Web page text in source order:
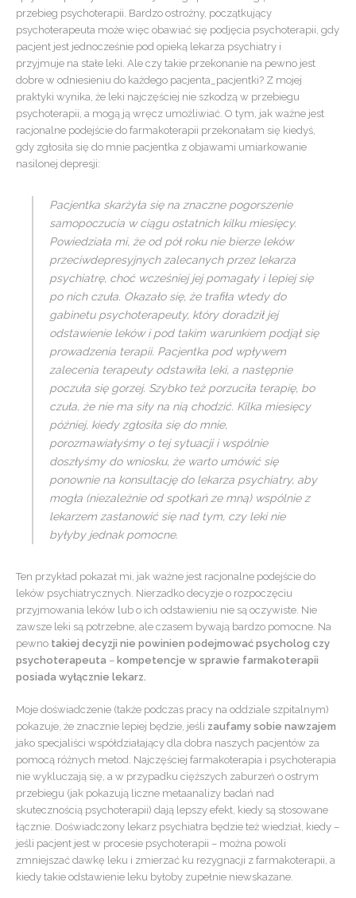
przebieg psychoterapii. Bardzo ostrożny, początkujący
psychoterapeuta może więc obawiać się podjęcia psychoterapii, gdy
pacjent jest jednocześnie pod opieką lekarza psychiatry i
przyjmuje na stałe leki. Ale czy takie przekonanie na pewno jest
dobre w odniesieniu do każdego pacjenta_pacjentki? Z mojej
praktyki wynika, że leki najczęściej nie szkodzą w przebiegu
psychoterapii, a mogą ją wręcz umożliwiać. O tym, jak ważne jest
racjonalne podejście do farmakoterapii przekonałam się kiedyś,
gdy zgłosiła się do mnie pacjentka z objawami umiarkowanie
nasilonej depresji:
Pacjentka skarżyła się na znaczne pogorszenie
samopoczucia w ciągu ostatnich kilku miesięcy.
Powiedziała mi, że od pół roku nie bierze leków
przeciwdepresyjnych zalecanych przez lekarza
psychiatrę, choć wcześniej jej pomagały i lepiej się
po nich czuła. Okazało się, że trafiła wtedy do
gabinetu psychoterapeuty, który doradził jej
odstawienie leków i pod takim warunkiem podjął się
prowadzenia terapii. Pacjentka pod wpływem
zalecenia terapeuty odstawiła leki, a następnie
poczuła się gorzej. Szybko też porzuciła terapię, bo
czuła, że nie ma siły na nią chodzić. Kilka miesięcy
później, kiedy zgłosiła się do mnie,
porozmawiałyśmy o tej sytuacji i wspólnie
doszłyśmy do wniosku, że warto umówić się
ponownie na konsultację do lekarza psychiatry, aby
mogła (niezależnie od spotkań ze mną) wspólnie z
lekarzem zastanowić się nad tym, czy leki nie
byłyby jednak pomocne.
Ten przykład pokazał mi, jak ważne jest racjonalne podejście do
leków psychiatrycznych. Nierzadko decyzje o rozpoczęciu
przyjmowania leków lub o ich odstawieniu nie są oczywiste. Nie
zawsze leki są potrzebne, ale czasem bywają bardzo pomocne. Na
pewno takiej decyzji nie powinien podejmować psycholog czy
psychoterapeuta – kompetencje w sprawie farmakoterapii
posiada wyłącznie lekarz.
Moje doświadczenie (także podczas pracy na oddziale szpitalnym)
pokazuje, że znacznie lepiej będzie, jeśli zaufamy sobie nawzajem
jako specjaliści współdziałający dla dobra naszych pacjentów za
pomocą różnych metod. Najczęściej farmakoterapia i psychoterapia
nie wykluczają się, a w przypadku cięższych zaburzeń o ostrym
przebiegu (jak pokazują liczne metaanalizy badań nad
skutecznością psychoterapii) dają lepszy efekt, kiedy są stosowane
łącznie. Doświadczony lekarz psychiatra będzie też wiedział, kiedy –
jeśli pacjent jest w procesie psychoterapii – można powoli
zmniejszać dawkę leku i zmierzać ku rezygnacji z farmakoterapii, a
kiedy takie odstawienie leku byłoby zupełnie niewskazane.